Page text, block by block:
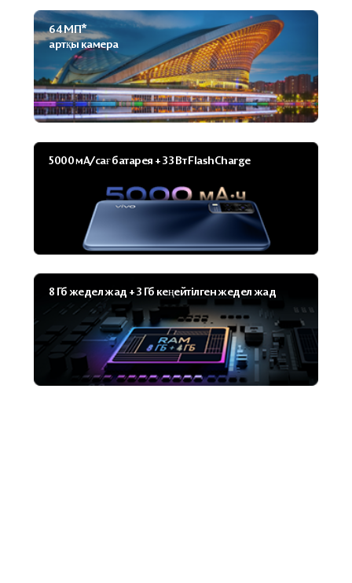
64 МП*
артқы камера
5000 мА/сағ батарея + 33 Вт FlashCharge
8 Гб жедел жад + 3 Гб кеңейтілген жедел жад